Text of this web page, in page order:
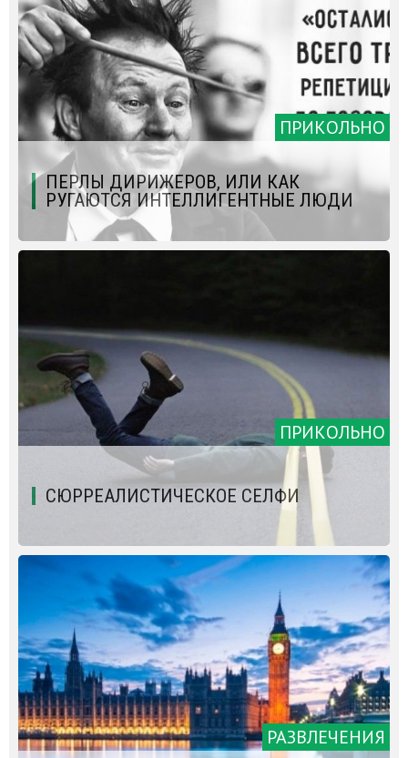
ПРИКОЛЬНО
ПЕРЛЫ ДИРИЖЕРОВ, ИЛИ КАК
РУГАЮТСЯ ИНТЕЛЛИГЕНТНЫЕ ЛЮДИ
ПРИКОЛЬНО
СЮРРЕАЛИСТИЧЕСКОЕ СЕЛФИ
РАЗВЛЕЧЕНИЯ